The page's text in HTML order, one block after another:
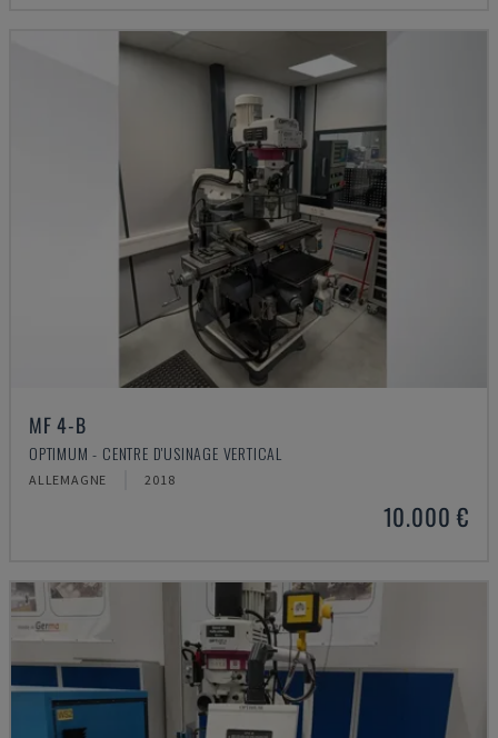
MF 4-B
OPTIMUM - CENTRE D'USINAGE VERTICAL
ALLEMAGNE 2018
10.000 €